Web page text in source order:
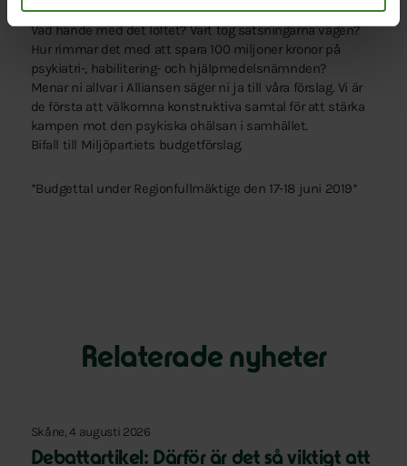
Stärkas ekonomiskt.
Vad hände med det löftet? Vart tog satsningarna vägen?
Hur rimmar det med att spara 100 miljoner kronor på
psykiatri-, habilitering- och hjälpmedelsnämnden?
Menar ni allvar i Alliansen säger ni ja till våra förslag. Vi är
de första att välkomna konstruktiva samtal för att stärka
kampen mot den psykiska ohälsan i samhället.
Bifall till Miljöpartiets budgetförslag.
*Budgettal under Regionfullmäktige den 17-18 juni 2019*
Relaterade nyheter
Skåne, 4 augusti 2026
Debattartikel: Därför är det så viktigt att